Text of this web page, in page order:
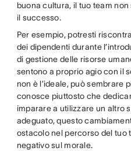
buona cultura, il tuo team
il successo.
Per esempio, potresti
dei dipendenti durante
di gestione delle risorse
sentono a proprio agio con il
non è l’ideale, può sembrare
conosce piuttosto che
imparare a utilizzare un altro
adeguato, questo
ostacolo nel percorso del tuo
negativo sul morale.